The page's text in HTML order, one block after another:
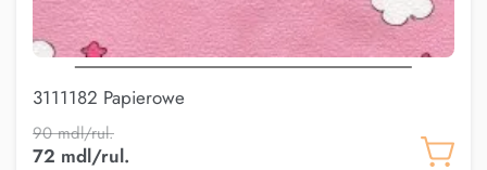
3111182 Papierowe
90 mdl/rul.
72 mdl/rul.